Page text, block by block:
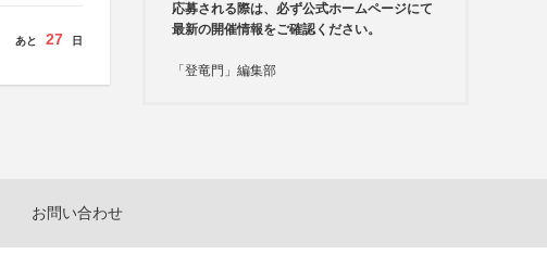
あと 27 日
応募される際は、必ず公式ホームページにて
最新の開催情報をご確認ください。
「登竜門」編集部
お問い合わせ